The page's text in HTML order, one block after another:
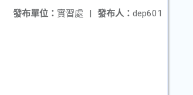
發布人： dep601
發布單位： 實習處 |